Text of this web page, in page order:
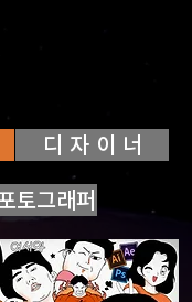
디 자 이 너
토그래퍼